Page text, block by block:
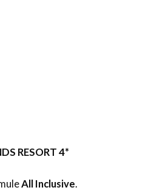
RESORT 4*
All Inclusive.